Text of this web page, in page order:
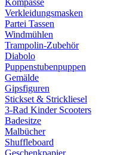
Kompasse
Verkleidungsmasken
Partei Tassen
Windmühlen
Trampolin-Zubehör
Diabolo
Puppenstubenpuppen
Gemälde
Gipsfiguren
Stickset & Strickliesel
3-Rad Kinder Scooters
Badesitze
Malbücher
Shuffleboard
Geschenkpapier